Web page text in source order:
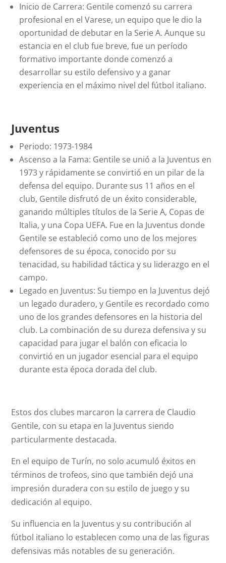
Inicio de Carrera: Gentile comenzó su carrera
profesional en el Varese, un equipo que le dio la
oportunidad de debutar en la Serie A. Aunque su
estancia en el club fue breve, fue un período
formativo importante donde comenzó a
desarrollar su estilo defensivo y a ganar
experiencia en el máximo nivel del fútbol italiano.
Juventus
Periodo: 1973-1984
Ascenso a la Fama: Gentile se unió a la Juventus en
1973 y rápidamente se convirtió en un pilar de la
defensa del equipo. Durante sus 11 años en el
club, Gentile disfrutó de un éxito considerable,
ganando múltiples títulos de la Serie A, Copas de
Italia, y una Copa UEFA. Fue en la Juventus donde
Gentile se estableció como uno de los mejores
defensores de su época, conocido por su
tenacidad, su habilidad táctica y su liderazgo en el
campo.
Legado en Juventus: Su tiempo en la Juventus dejó
un legado duradero, y Gentile es recordado como
uno de los grandes defensores en la historia del
club. La combinación de su dureza defensiva y su
capacidad para jugar el balón con eficacia lo
convirtió en un jugador esencial para el equipo
durante esta época dorada del club.
Estos dos clubes marcaron la carrera de Claudio
Gentile, con su etapa en la Juventus siendo
particularmente destacada.
En el equipo de Turín, no solo acumuló éxitos en
términos de trofeos, sino que también dejó una
impresión duradera con su estilo de juego y su
dedicación al equipo.
Su influencia en la Juventus y su contribución al
fútbol italiano lo establecen como una de las figuras
defensivas más notables de su generación.